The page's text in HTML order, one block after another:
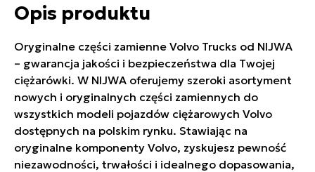
Opis produktu
Oryginalne części zamienne Volvo Trucks od NIJWA
– gwarancja jakości i bezpieczeństwa dla Twojej
ciężarówki. W NIJWA oferujemy szeroki asortyment
nowych i oryginalnych części zamiennych do
wszystkich modeli pojazdów ciężarowych Volvo
dostępnych na polskim rynku. Stawiając na
oryginalne komponenty Volvo, zyskujesz pewność
niezawodności, trwałości i idealnego dopasowania,